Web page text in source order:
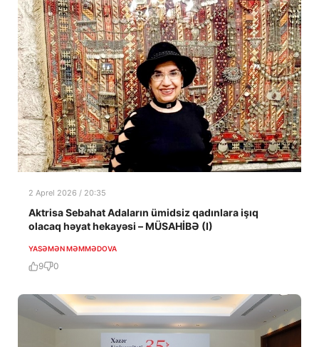
2 Aprel 2026 / 20:35
Aktrisa Sebahat Adaların ümidsiz qadınlara işıq
olacaq həyat hekayəsi – MÜSAHİBƏ (I)
YASƏMƏN MƏMMƏDOVA
9 0